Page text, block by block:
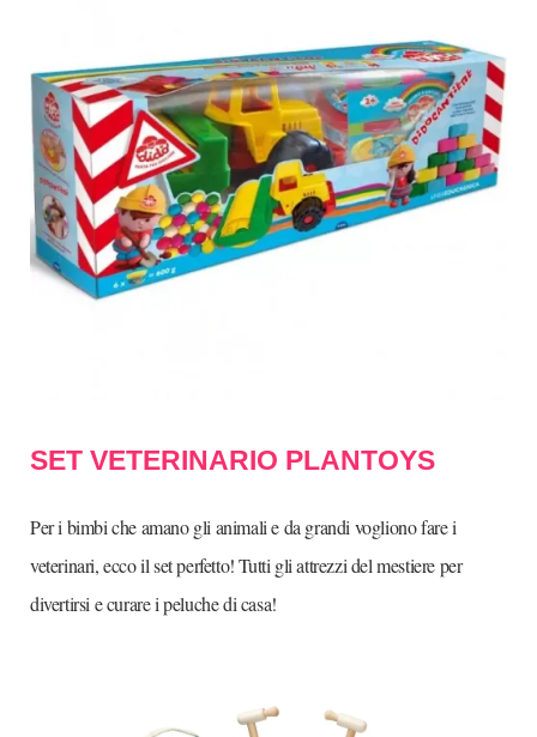
SET VETERINARIO PLANTOYS
Per i bimbi che amano gli animali e da grandi vogliono fare i
veterinari, ecco il set perfetto! Tutti gli attrezzi del mestiere per
divertirsi e curare i peluche di casa!